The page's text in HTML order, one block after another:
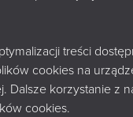
treści
cookies na
Dalsze korzystanie z
cookies.